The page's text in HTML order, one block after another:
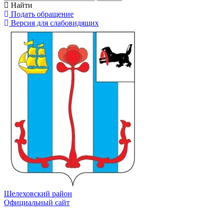
Найти
Подать обращение
Версия для слабовидящих
Шелеховский район
Официальный сайт